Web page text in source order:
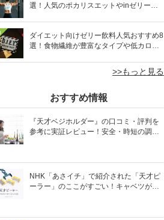
選！人気のポカリスエットやinゼリーな
ダイエット向けゼリー飲料人気おすすめ8
選！食物繊維が豊富なタイプや低カロリ
>>もっと見る
おすすめ情報
『天才ベジホルダー』の口コミ・評判を
参考に実証レビュー！安全・時短の調理
NHK「あさイチ」で紹介された「天才ピ
ーラー」のここがすごい！キャベツがほ